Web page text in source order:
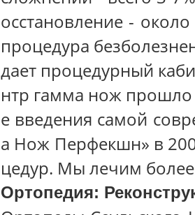
осстановление - около
процедура
дает процедурный
нтр гамма нож прошло
е введения самой
а Нож Перфекшн» в
цедур. Мы лечим
Ортопедия: